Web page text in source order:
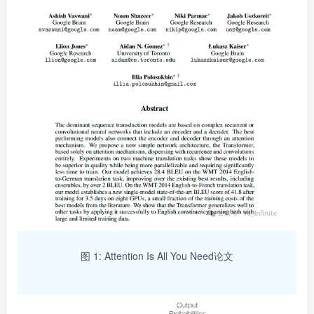
图 1: Attention Is All You Need论文